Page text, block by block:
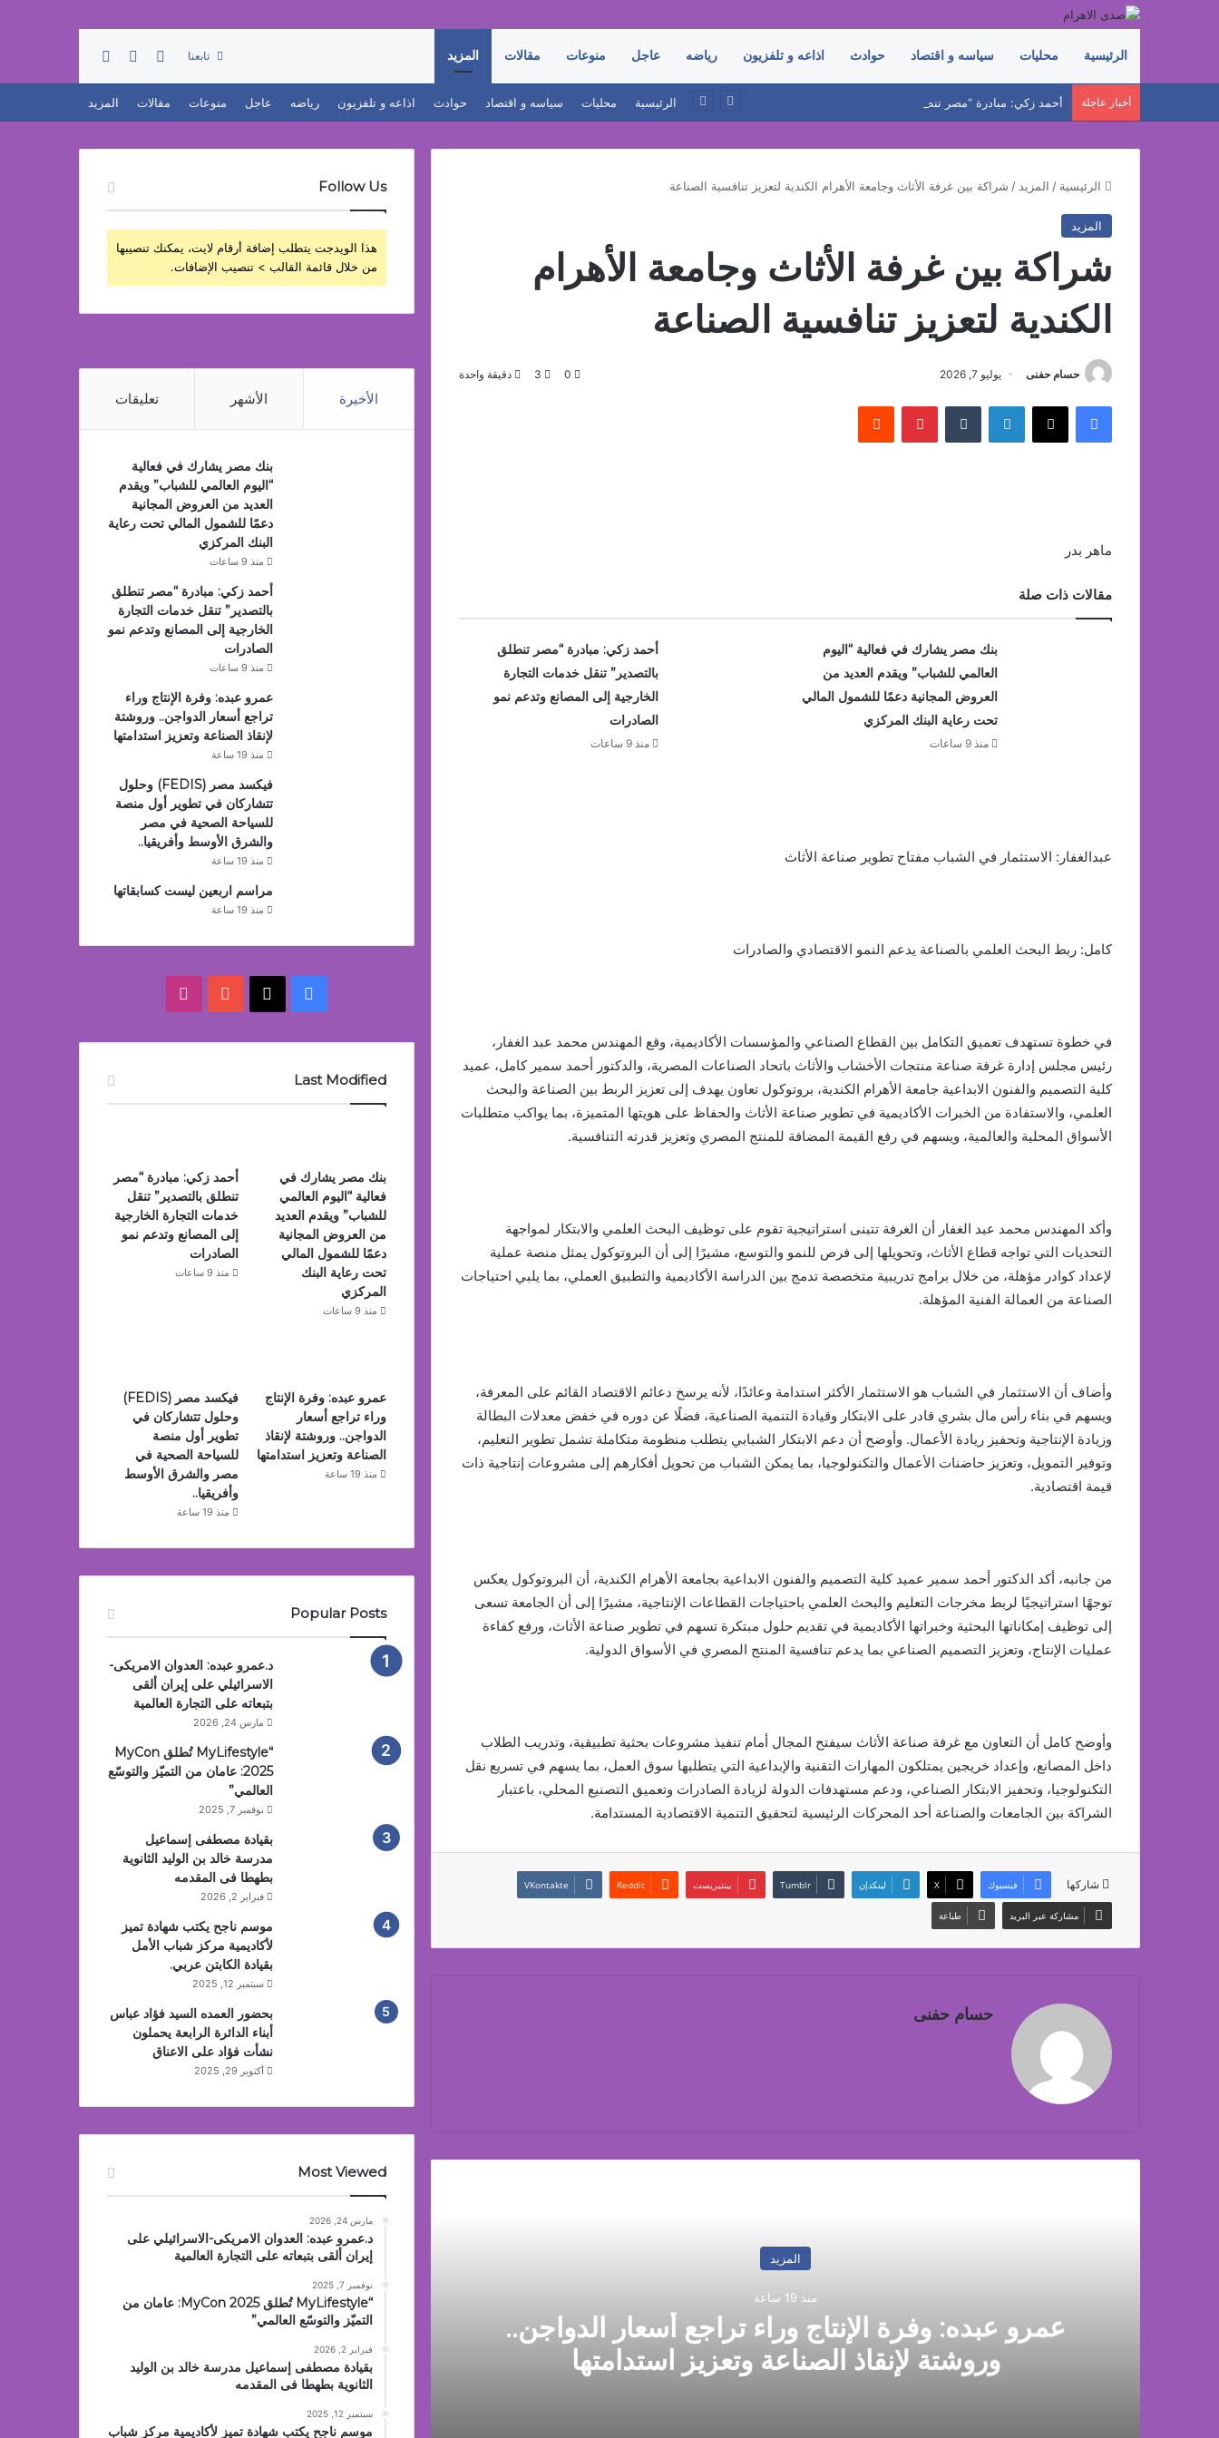
الرئيسية محليات سياسه و اقتصاد حوادث اذاعه و تلفزيون رياضه عاجل منوعات مقالات المزيد تابعنا تسجيل الدخول
إضافة عمود جانبي
أخبار عاجلة الرئيسية محليات سياسه و اقتصاد حوادث اذاعه و تلفزيون رياضه عاجل منوعات مقالات المزيد
الرئيسية / المزيد / شراكة بين غرفة الأثاث وجامعة الأهرام الكندية لتعزيز تنافسية الصناعة
المزيد
شراكة بين غرفة الأثاث وجامعة الأهرام
الكندية لتعزيز تنافسية الصناعة
حسام حفنى يوليو 7, 2026 0
3 دقيقة واحدة
فيسبوك ‫X لينكدإن بينتيريست
ماهر بدر
مقالات ذات صلة
بنك مصر يشارك في فعالية “اليوم
العالمي للشباب” ويقدم العديد من
العروض المجانية دعمًا للشمول المالي
تحت رعاية البنك المركزي
منذ 9 ساعات
أحمد زكي: مبادرة “مصر تنطلق
بالتصدير” تنقل خدمات التجارة
الخارجية إلى المصانع وتدعم نمو
الصادرات
منذ 9 ساعات
عبدالغفار: الاستثمار في الشباب مفتاح تطوير صناعة الأثاث
كامل: ربط البحث العلمي بالصناعة يدعم النمو الاقتصادي والصادرات
في خطوة تستهدف تعميق التكامل بين القطاع الصناعي والمؤسسات الأكاديمية، وقع المهندس محمد عبد الغفار،
رئيس مجلس إدارة غرفة صناعة منتجات الأخشاب والأثاث باتحاد الصناعات المصرية، والدكتور أحمد سمير كامل، عميد
كلية التصميم والفنون الابداعية جامعة الأهرام الكندية، بروتوكول تعاون يهدف إلى تعزيز الربط بين الصناعة والبحث
العلمي، والاستفادة من الخبرات الأكاديمية في تطوير صناعة الأثاث والحفاظ على هويتها المتميزة، بما يواكب متطلبات
الأسواق المحلية والعالمية، ويسهم في رفع القيمة المضافة للمنتج المصري وتعزيز قدرته التنافسية.
وأكد المهندس محمد عبد الغفار أن الغرفة تتبنى استراتيجية تقوم على توظيف البحث العلمي والابتكار لمواجهة
التحديات التي تواجه قطاع الأثاث، وتحويلها إلى فرص للنمو والتوسع، مشيرًا إلى أن البروتوكول يمثل منصة عملية
لإعداد كوادر مؤهلة، من خلال برامج تدريبية متخصصة تدمج بين الدراسة الأكاديمية والتطبيق العملي، بما يلبي احتياجات
الصناعة من العمالة الفنية المؤهلة.
وأضاف أن الاستثمار في الشباب هو الاستثمار الأكثر استدامة وعائدًا، لأنه يرسخ دعائم الاقتصاد القائم على المعرفة،
ويسهم في بناء رأس مال بشري قادر على الابتكار وقيادة التنمية الصناعية، فضلًا عن دوره في خفض معدلات البطالة
وزيادة الإنتاجية وتحفيز ريادة الأعمال. وأوضح أن دعم الابتكار الشبابي يتطلب منظومة متكاملة تشمل تطوير التعليم،
وتوفير التمويل، وتعزيز حاضنات الأعمال والتكنولوجيا، بما يمكن الشباب من تحويل أفكارهم إلى مشروعات إنتاجية ذات
قيمة اقتصادية.
من جانبه، أكد الدكتور أحمد سمير عميد كلية التصميم والفنون الابداعية بجامعة الأهرام الكندية، أن البروتوكول يعكس
توجهًا استراتيجيًا لربط مخرجات التعليم والبحث العلمي باحتياجات القطاعات الإنتاجية، مشيرًا إلى أن الجامعة تسعى
إلى توظيف إمكاناتها البحثية وخبراتها الأكاديمية في تقديم حلول مبتكرة تسهم في تطوير صناعة الأثاث، ورفع كفاءة
عمليات الإنتاج، وتعزيز التصميم الصناعي بما يدعم تنافسية المنتج المصري في الأسواق الدولية.
وأوضح كامل أن التعاون مع غرفة صناعة الأثاث سيفتح المجال أمام تنفيذ مشروعات بحثية تطبيقية، وتدريب الطلاب
داخل المصانع، وإعداد خريجين يمتلكون المهارات التقنية والإبداعية التي يتطلبها سوق العمل، بما يسهم في تسريع نقل
التكنولوجيا، وتحفيز الابتكار الصناعي، ودعم مستهدفات الدولة لزيادة الصادرات وتعميق التصنيع المحلي، باعتبار
الشراكة بين الجامعات والصناعة أحد المحركات الرئيسية لتحقيق التنمية الاقتصادية المستدامة.
شاركها فيسبوك ‫X لينكدإن بينتيريست
مشاركة عبر البريد طباعة
حسام حفنى
المزيد
منذ 19 ساعة
عمرو عبده: وفرة الإنتاج وراء تراجع أسعار الدواجن..
وروشتة لإنقاذ الصناعة وتعزيز استدامتها
Follow Us
هذا الويدجت يتطلب إضافة أرقام لايت، يمكنك تنصيبها
من خلال قائمة القالب > تنصيب الإضافات.
الأخيرة الأشهر تعليقات
بنك مصر يشارك في فعالية
“اليوم العالمي للشباب” ويقدم
العديد من العروض المجانية
دعمًا للشمول المالي تحت رعاية
البنك المركزي
منذ 9 ساعات
أحمد زكي: مبادرة “مصر تنطلق
بالتصدير” تنقل خدمات التجارة
الخارجية إلى المصانع وتدعم نمو
الصادرات
منذ 9 ساعات
عمرو عبده: وفرة الإنتاج وراء
تراجع أسعار الدواجن.. وروشتة
لإنقاذ الصناعة وتعزيز استدامتها
منذ 19 ساعة
فيكسد مصر (FEDIS) وحلول
تتشاركان في تطوير أول منصة
للسياحة الصحية في مصر
والشرق الأوسط وأفريقيا..
منذ 19 ساعة
مراسم اربعين ليست كسابقاتها
منذ 19 ساعة
فيسبوك
‫X
‫YouTubeانستقرام
Last Modified
بنك مصر يشارك في
فعالية “اليوم العالمي
للشباب” ويقدم العديد
من العروض المجانية
دعمًا للشمول المالي
تحت رعاية البنك
المركزي
منذ 9 ساعات
أحمد زكي: مبادرة “مصر
تنطلق بالتصدير” تنقل
خدمات التجارة الخارجية
إلى المصانع وتدعم نمو
الصادرات
منذ 9 ساعات
عمرو عبده: وفرة الإنتاج
وراء تراجع أسعار
الدواجن.. وروشتة لإنقاذ
الصناعة وتعزيز استدامتها
منذ 19 ساعة
فيكسد مصر (FEDIS)
وحلول تتشاركان في
تطوير أول منصة
للسياحة الصحية في
مصر والشرق الأوسط
وأفريقيا..
منذ 19 ساعة
Popular Posts
د.عمرو عبده: العدوان الامريكى-
الاسرائيلي على إيران ألقى
بتبعاته على التجارة العالمية
مارس 24, 2026
“MyLifestyle تُطلق MyCon
2025: عامان من التميّز والتوسّع
العالمي”
نوفمبر 7, 2025
بقيادة مصطفى إسماعيل
مدرسة خالد بن الوليد الثانوية
بطهطا فى المقدمه
فبراير 2, 2026
موسم ناجح يكتب شهادة تميز
لأكاديمية مركز شباب الأمل
بقيادة الكابتن عربي.
سبتمبر 12, 2025
بحضور العمده السيد فؤاد عباس
أبناء الدائرة الرابعة يحملون
نشأت فؤاد على الاعناق
أكتوبر 29, 2025
Most Viewed
مارس 24, 2026
د.عمرو عبده: العدوان الامريكى-الاسرائيلي على
إيران ألقى بتبعاته على التجارة العالمية
نوفمبر 7, 2025
“MyLifestyle تُطلق MyCon 2025: عامان من
التميّز والتوسّع العالمي”
فبراير 2, 2026
بقيادة مصطفى إسماعيل مدرسة خالد بن الوليد
الثانوية بطهطا فى المقدمه
سبتمبر 12, 2025
موسم ناجح يكتب شهادة تميز لأكاديمية مركز شباب